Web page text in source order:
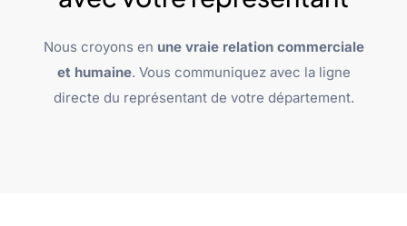
Nous croyons en une vraie relation commerciale
et humaine. Vous communiquez avec la ligne
directe du représentant de votre département.